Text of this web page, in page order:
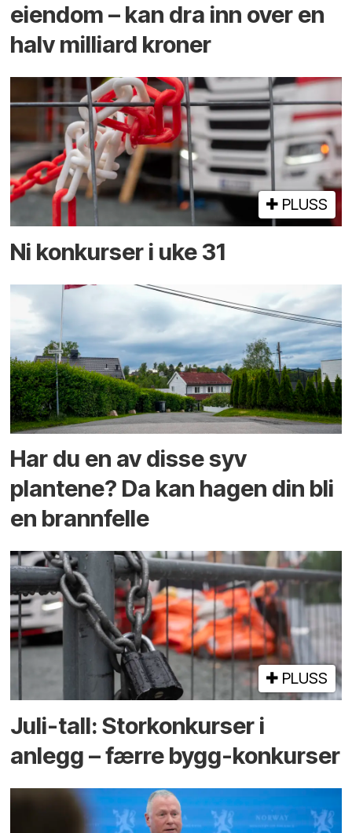
eiendom – kan dra inn over en
halv milliard kroner
PLUSS
Ni konkurser i uke 31
Har du en av disse syv
plantene? Da kan hagen din bli
en brannfelle
PLUSS
Juli-tall: Storkonkurser i
anlegg – færre bygg-konkurser